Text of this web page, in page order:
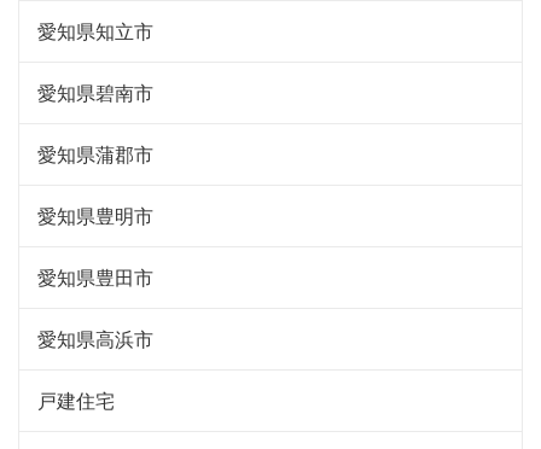
愛知県知立市
愛知県碧南市
愛知県蒲郡市
愛知県豊明市
愛知県豊田市
愛知県高浜市
戸建住宅